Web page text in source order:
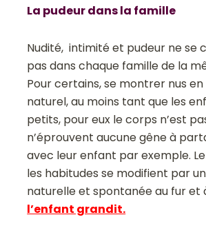
La pudeur dans la famille
Nudité, intimité et pudeur ne se
pas dans chaque famille de la
Pour certains, se montrer nus
naturel, au moins tant que les
petits, pour eux le corps n’est
n’éprouvent aucune gêne à
avec leur enfant par exemple.
les habitudes se modifient par
naturelle et spontanée au fur et
l’enfant grandit.